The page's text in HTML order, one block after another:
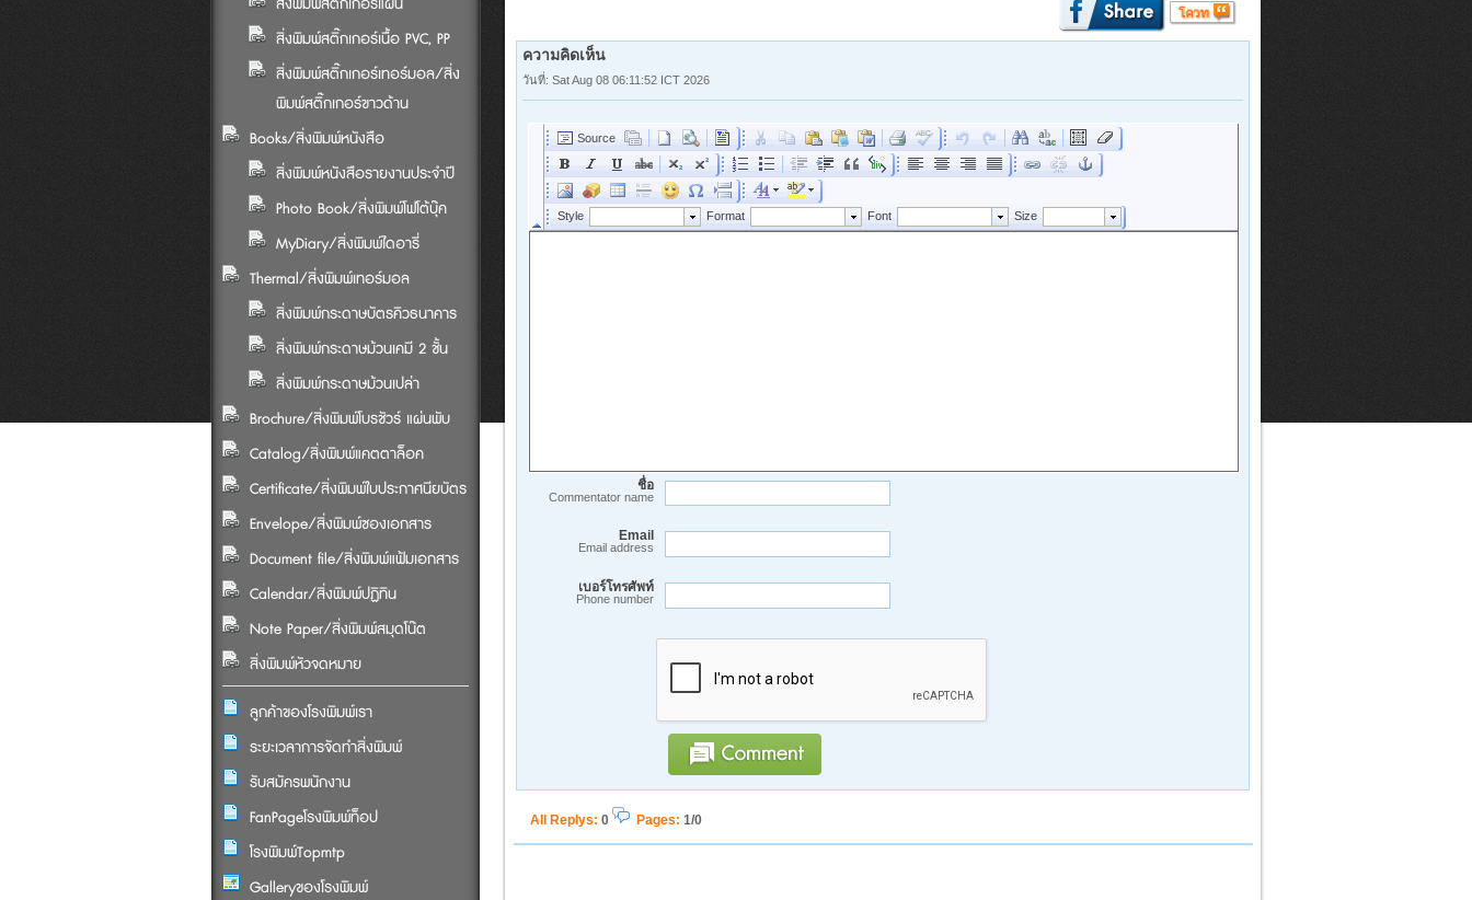
สิ่งพิมพ์สติ๊กเกอร์แผ่น
สิ่งพิมพ์สติ๊กเกอร์เนื้อ PVC, PP
สิ่งพิมพ์สติ๊กเกอร์เทอร์มอล/สิ่ง
พิมพ์สติ๊กเกอร์ขาวด้าน
Books/สิ่งพิมพ์หนังสือ
สิ่งพิมพ์หนังสือรายงานประจำปี
Photo Book/สิ่งพิมพ์โฟโต้บุ๊ค
MyDiary/สิ่งพิมพ์ไดอารี่
Thermal/สิ่งพิมพ์เทอร์มอล
สิ่งพิมพ์กระดาษบัตรคิวธนาคาร
สิ่งพิมพ์กระดาษม้วนเคมี 2 ชั้น
สิ่งพิมพ์กระดาษม้วนเปล่า
Brochure/สิ่งพิมพ์โบรชัวร์ แผ่นพับ
Catalog/สิ่งพิมพ์แคตตาล็อค
Certificate/สิ่งพิมพ์ใบประกาศนียบัตร
Envelope/สิ่งพิมพ์ซองเอกสาร
Document file/สิ่งพิมพ์แฟ้มเอกสาร
Calendar/สิ่งพิมพ์ปฏิทิน
Note Paper/สิ่งพิมพ์สมุดโน๊ต
สิ่งพิมพ์หัวจดหมาย
ลูกค้าของโรงพิมพ์เรา
ระยะเวลาการจัดทำสิ่งพิมพ์
รับสมัครพนักงาน
FanPageโรงพิมพ์ท็อป
โรงพิมพ์Topmtp
Galleryของโรงพิมพ์
ความคิดเห็น
วันที่: Sat Aug 08 06:11:52 ICT 2026
ชื่อ
Commentator name
Email
Email address
เบอร์โทรศัพท์
Phone number
All Replys: 0 Pages: 1/0